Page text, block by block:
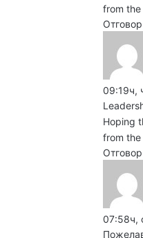
from
Отговор
09:19ч,
Hoping
from
Отговор
07:58ч,